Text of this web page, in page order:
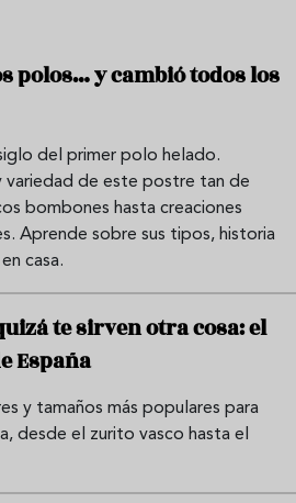
polos… y cambió todos los
del primer polo helado.
variedad de este postre tan de
bombones hasta creaciones
Aprende sobre sus tipos, historia
casa.
te sirven otra cosa: el
España
y tamaños más populares para
desde el zurito vasco hasta el